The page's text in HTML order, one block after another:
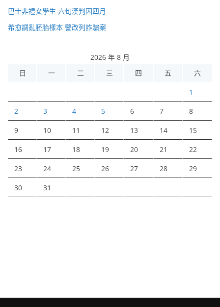
巴士非禮女學生 六旬漢判囚四月
希愈調亂胚胎樣本 警改列詐騙案
2026 年 8 月
日
一 二 三 四 五 六
1
2 3 4 5 6 7 8
9 10 11 12 13 14 15
16 17 18 19 20 21 22
23 24 25 26 27 28 29
30 31